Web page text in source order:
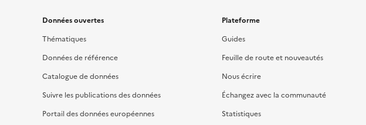
Données ouvertes
Thématiques
Données de référence
Catalogue de données
Suivre les publications des données
Portail des données européennes
Plateforme
Guides
Feuille de route et nouveautés
Nous écrire
Échangez avec la communauté
Statistiques